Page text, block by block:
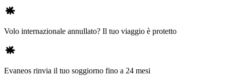
Volo internazionale annullato? Il tuo viaggio è protetto
Evaneos rinvia il tuo soggiorno fino a 24 mesi